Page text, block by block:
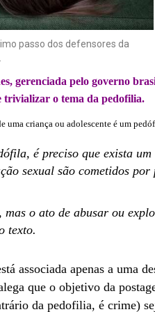
passo dos defensores da
gerenciada pelo governo
trivializar o tema da pedofilia.
uma criança ou adolescente é um
é preciso que exista
sexual são cometidos por
o ato de abusar ou
texto.
associada apenas a uma
que o objetivo da
da pedofilia, é crime)